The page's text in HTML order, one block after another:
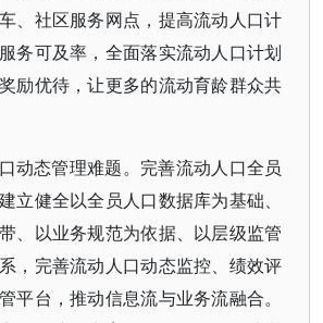
、社区服务网点，提高流动人口计
务可及率，全面落实流动人口计划
励优待，让更多的流动育龄群众共
动态管理难题。完善流动人口全员
立健全以全员人口数据库为基础、
、以业务规范为依据、以层级监管
，完善流动人口动态监控、绩效评
平台，推动信息流与业务流融合。